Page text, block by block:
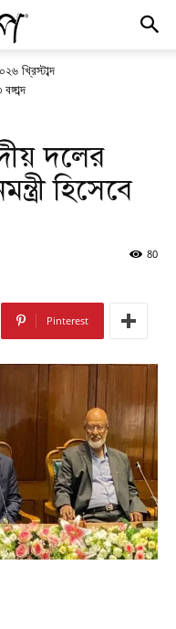
খ্রিস্টাব্দ
দলের
হিসেবে
80
Pinterest